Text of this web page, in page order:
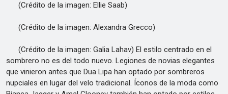
(Crédito de la imagen: Ellie Saab)
(Crédito de la imagen: Alexandra Grecco)
(Crédito de la imagen: Galia Lahav) El estilo centrado en el
sombrero no es del todo nuevo. Legiones de novias elegantes
que vinieron antes que Dua Lipa han optado por sombreros
nupciales en lugar del velo tradicional. Íconos de la moda como